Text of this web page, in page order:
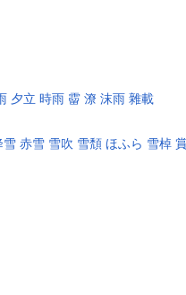
夕立 時雨 霤 潦 沫雨 雜載
雪 赤雪 雪吹 雪頽 ほふら 雪棹